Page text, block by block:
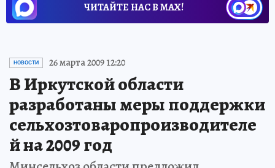
ЧИТАЙТЕ НАС В МАХ!
НОВОСТИ 26 марта 2009 12:20
В Иркутской области
разработаны меры поддержки
сельхозтоваропроизводителе
й на 2009 год